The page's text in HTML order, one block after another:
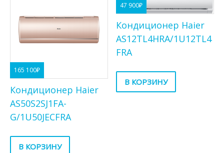
165 100₽
Кондиционер Haier
AS50S2SJ1FA-
G/1U50JECFRA
В КОРЗИНУ
47 900₽
Кондиционер Haier
AS12TL4HRA/1U12TL4
FRA
В КОРЗИНУ